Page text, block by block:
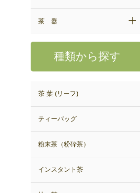
茶 器
種類から探す
茶 葉 (リーフ)
ティーバッグ
粉末茶（粉砕茶）
インスタント茶